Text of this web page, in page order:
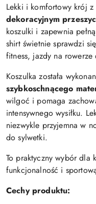
Lekki i komfortowy krój z
dekoracyjnym
koszulki i zapewnia
shirt świetnie sprawdzi
fitness, jazdy na rowerze
Koszulka została
szybkoschnącego
wilgoć i pomaga
intensywnego wysiłku.
niezwykle przyjemna w
do sylwetki.
To praktyczny wybór dla
funkcjonalność i
Cechy produktu: